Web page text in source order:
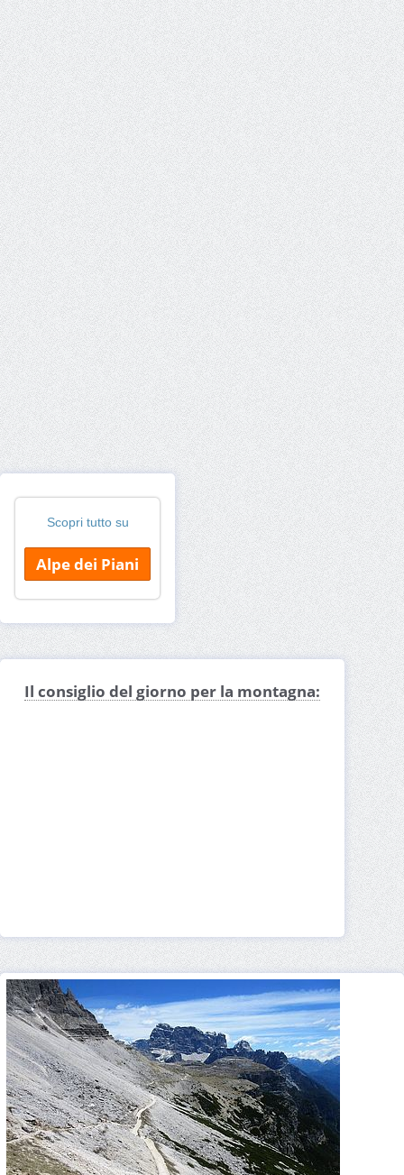
Scopri tutto su
Alpe dei Piani
Il consiglio del giorno per la montagna: